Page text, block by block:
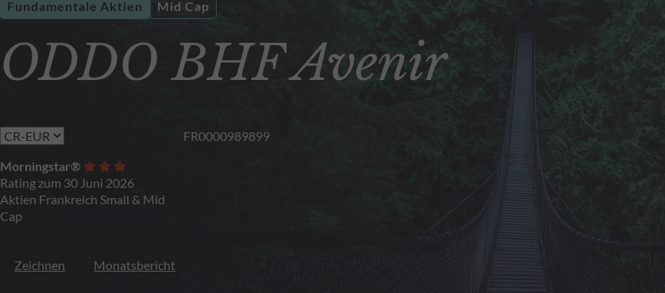
Aktive ETFs
Wie kann ich Fonds zeichnen?
ODDO BHF Avenir
Fundamentale Aktien Mid Cap
FR0000989899
Morningstar®
Rating zum 30 Juni 2026
Aktien Frankreich Small & Mid
Cap
Zeichnen Monatsbericht